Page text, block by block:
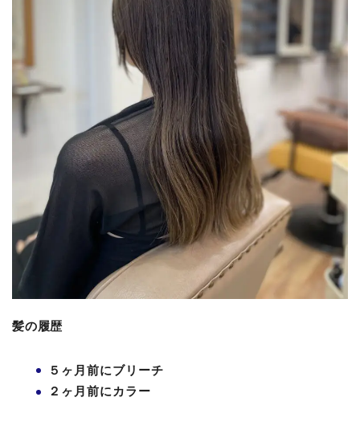
髪の履歴
５ヶ月前にブリーチ
２ヶ月前にカラー